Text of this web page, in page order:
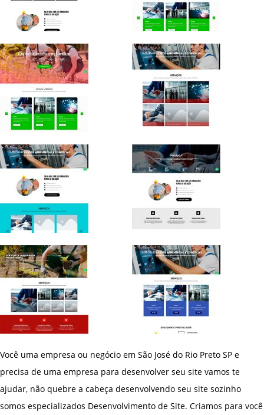
Você uma empresa ou negócio em São José do Rio Preto SP e
precisa de uma empresa para desenvolver seu site vamos te
ajudar, não quebre a cabeça desenvolvendo seu site sozinho
somos especializados Desenvolvimento de Site. Criamos para você